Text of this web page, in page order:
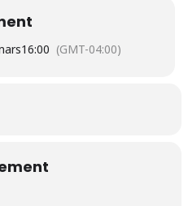
16:00 (GMT-04:00)